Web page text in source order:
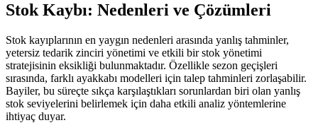
Stok Kaybı: Nedenleri ve Çözümleri
Stok kayıplarının en yaygın nedenleri arasında yanlış tahminler,
yetersiz tedarik zinciri yönetimi ve etkili bir stok yönetimi
stratejisinin eksikliği bulunmaktadır. Özellikle sezon geçişleri
sırasında, farklı ayakkabı modelleri için talep tahminleri zorlaşabilir.
Bayiler, bu süreçte sıkça karşılaştıkları sorunlardan biri olan yanlış
stok seviyelerini belirlemek için daha etkili analiz yöntemlerine
ihtiyaç duyar.